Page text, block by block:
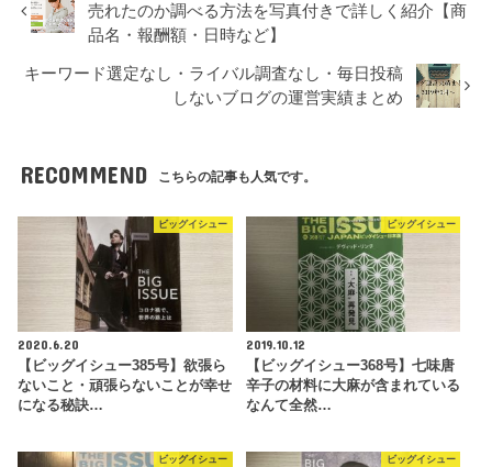
売れたのか調べる方法を写真付きで詳しく紹介【商
品名・報酬額・日時など】
キーワード選定なし・ライバル調査なし・毎日投稿
しないブログの運営実績まとめ
RECOMMEND こちらの記事も人気です。
ビッグイシュー
2020.6.20
【ビッグイシュー385号】欲張ら
ないこと・頑張らないことが幸せ
になる秘訣…
ビッグイシュー
2019.10.12
【ビッグイシュー368号】七味唐
辛子の材料に大麻が含まれている
なんて全然…
ビッグイシュー ビッグイシュー